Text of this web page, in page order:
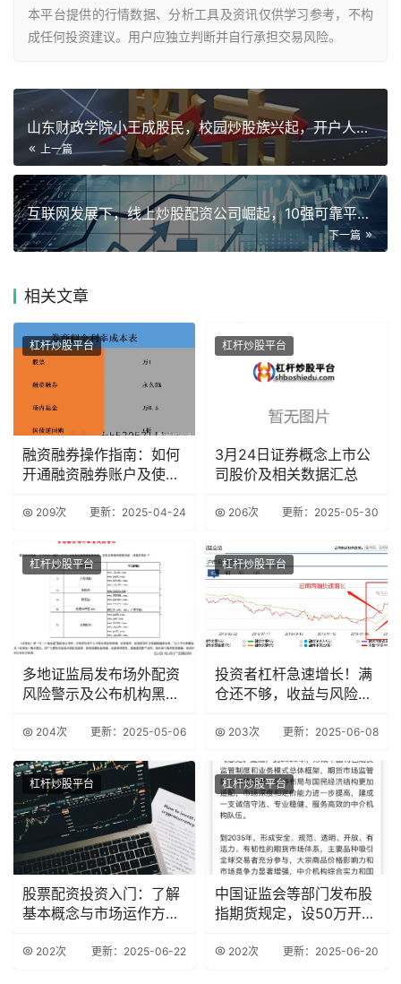
本平台提供的行情数据、分析工具及资讯仅供学习参考，不构
成任何投资建议。用户应独立判断并自行承担交易风险。
山东财政学院小王成股民，校园炒股族兴起，开户人数激增
上一篇
互联网发展下，线上炒股配资公司崛起，10强可靠平台名单揭晓
下一篇
相关文章
杠杆炒股平台
融资融券操作指南：如何
开通融资融券账户及使用
209次 更新：2025-04-24
杠杆炒股平台
3月24日证券概念上市公
司股价及相关数据汇总
206次 更新：2025-05-30
杠杆炒股平台
多地证监局发布场外配资
风险警示及公布机构黑名
204次 更新：2025-05-06
杠杆炒股平台
投资者杠杆急速增长！满
仓还不够，收益与风险并
203次 更新：2025-06-08
杠杆炒股平台
股票配资投资入门：了解
基本概念与市场运作方式
202次 更新：2025-06-22
杠杆炒股平台
中国证监会等部门发布股
指期货规定，设50万开户
202次 更新：2025-06-20